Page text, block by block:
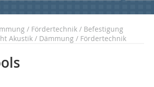
/ Fördertechnik / Befestigung
Akustik / Dämmung / Fördertechnik